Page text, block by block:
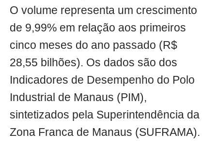
O volume representa um crescimento
de 9,99% em relação aos primeiros
cinco meses do ano passado (R$
28,55 bilhões). Os dados são dos
Indicadores de Desempenho do Polo
Industrial de Manaus (PIM),
sintetizados pela Superintendência da
Zona Franca de Manaus (SUFRAMA).